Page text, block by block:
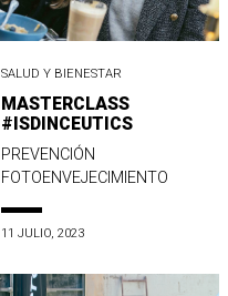
SALUD Y BIENESTAR
MASTERCLASS
#ISDINCEUTICS
PREVENCIÓN
FOTOENVEJECIMIENTO
11 JULIO, 2023